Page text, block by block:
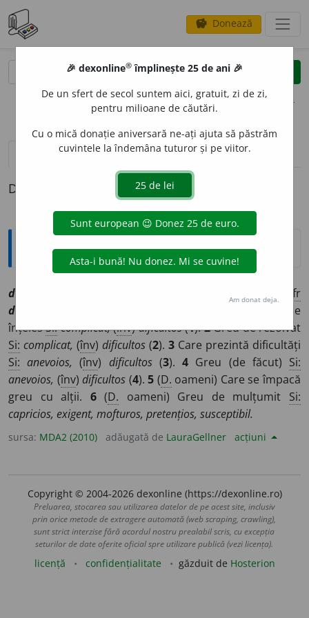
savings Donează
clear
opțiuni
definiții (1) pronunțievolume_up (50)
Definiția cu ID-ul 1066415:
Explicative DEX
dific
fr
difficile,
Care este greu de
înțelesSi: complicat,(înv)dificultos(1).2Greu de rezolvat
Si: complicat, (înv) dificultos (2). 3 Care prezintă dificultăți
Si: anevoios, (înv) dificultos(3).4 Greu (de făcut) Si:
anevoios, (înv)dificultos (4).5 (D. oameni) Care se împacă
greu cu alții. 6(D. oameni) Greu de mulțumit Si:
capricios, exigent, mofturos, pretențios, susceptibil.
sursa: MDA2 (2010) adăugată de LauraGellner acțiuni
Copyright © 2004-2026 dexonline (https://dexonline.ro)
Preluarea, stocarea sau utilizarea datelor de pe acest site, inclusiv
prin orice metode de extragere automată (web scraping, crawling),
sunt strict interzise fără acordul nostru prealabil scris, cu excepția
seturilor de date oferite oficial spre utilizare publică (vezi licența).
licență confidențialitate găzduit de Hosterion
🎉 dexonline® împlinește 25 de ani 🎉
De un sfert de secol suntem aici, gratuit, zi de zi,
pentru milioane de căutări.
Cu o mică donație aniversară ne-ați ajuta să păstrăm
cuvintele la îndemâna tuturor și pe viitor.
Am donat deja.